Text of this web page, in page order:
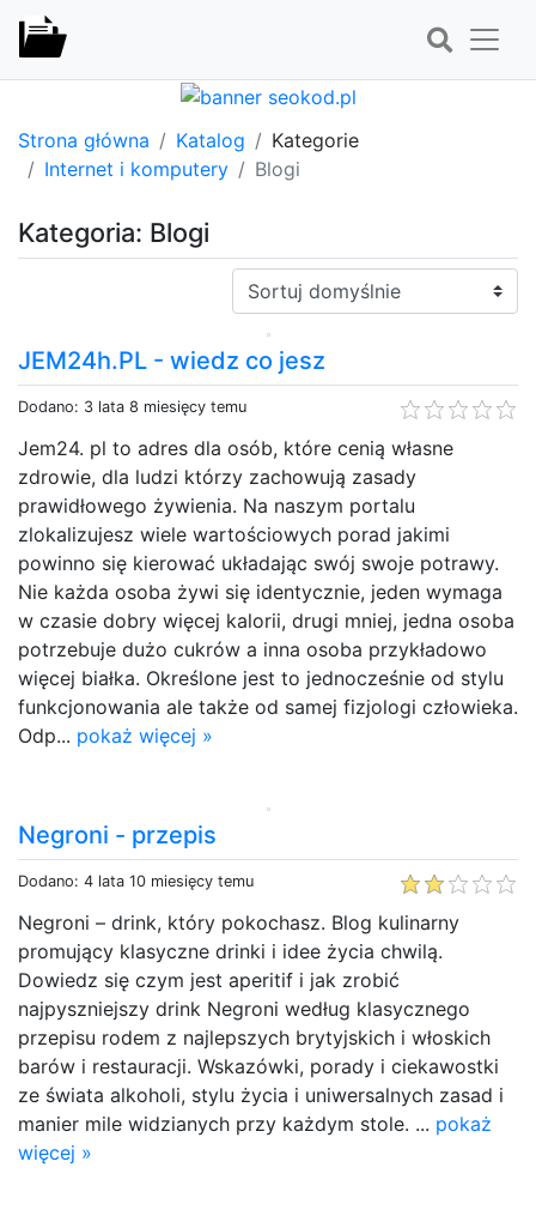
Strona główna Katalog
Kategorie
Internet i komputery
Blogi
Kategoria: Blogi
Sortuj:
JEM24h.PL - wiedz co jesz
Dodano: 3 lata 8 miesięcy temu
Jem24. pl to adres dla osób, które cenią własne
zdrowie, dla ludzi którzy zachowują zasady
prawidłowego żywienia. Na naszym portalu
zlokalizujesz wiele wartościowych porad jakimi
powinno się kierować układając swój swoje potrawy.
Nie każda osoba żywi się identycznie, jeden wymaga
w czasie dobry więcej kalorii, drugi mniej, jedna osoba
potrzebuje dużo cukrów a inna osoba przykładowo
więcej białka. Określone jest to jednocześnie od stylu
funkcjonowania ale także od samej fizjologi człowieka.
Odp... pokaż więcej »
Negroni - przepis
Dodano: 4 lata 10 miesięcy temu
Negroni – drink, który pokochasz. Blog kulinarny
promujący klasyczne drinki i idee życia chwilą.
Dowiedz się czym jest aperitif i jak zrobić
najpyszniejszy drink Negroni według klasycznego
przepisu rodem z najlepszych brytyjskich i włoskich
barów i restauracji. Wskazówki, porady i ciekawostki
ze świata alkoholi, stylu życia i uniwersalnych zasad i
manier mile widzianych przy każdym stole. ... pokaż
więcej »